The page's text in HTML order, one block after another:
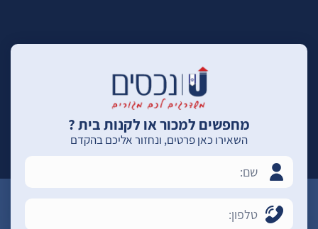
מחפשים למכור או לקנות בית ?
השאירו כאן פרטים, ונחזור אליכם בהקדם